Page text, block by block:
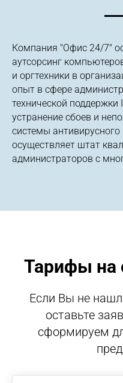
Компания "Офис 24/7"
аутсорсинг
и оргтехники в
опыт в сфере
технической
устранение сбоев и
системы
осуществляет штат
администраторов с
Тарифы на
Если Вы не
оставьте
сформируем